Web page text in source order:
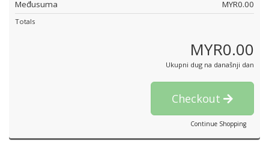
Međusuma MYR0.00
Totals
MYR0.00
Ukupni dug na današnji dan
Checkout
Continue Shopping